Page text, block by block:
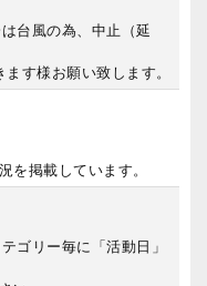
台風の為、中止（延
す様お願い致します。
を掲載しています。
ゴリー毎に「活動日」